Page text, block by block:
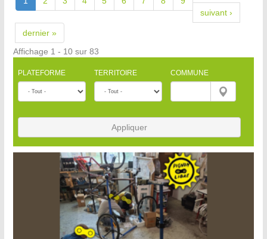
suivant ›
dernier »
Affichage 1 - 10 sur 83
PLATEFORME TERRITOIRE COMMUNE
Appliquer